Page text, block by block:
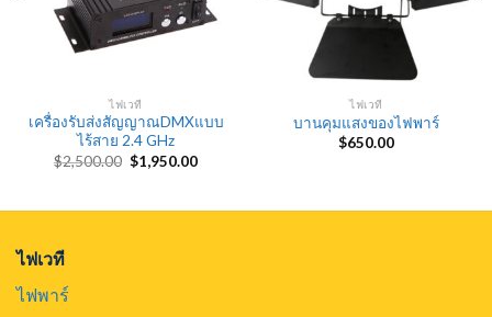
ไฟเวที
เครื่องรับส่งสัญญาณDMXแบบ
ไร้สาย 2.4 GHz
$2,500.00 Original
price
$1,950.00Current
ไฟเวที
บานคุมแสงของไฟพาร์
$650.00
ไฟเวที
ไฟพาร์